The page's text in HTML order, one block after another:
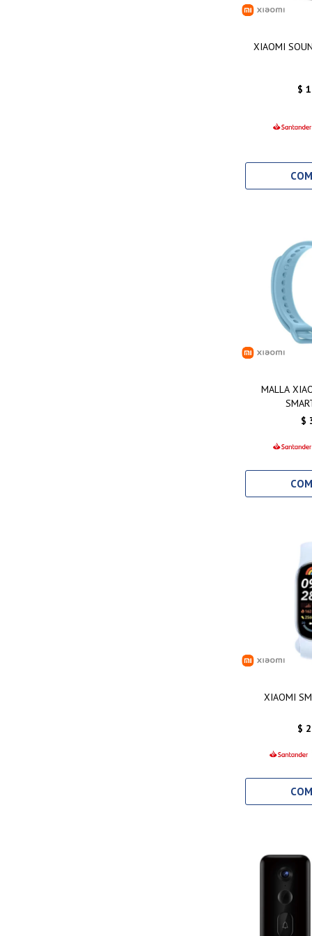
XIAOMI
$
MALLA
$
XIAOMI
$